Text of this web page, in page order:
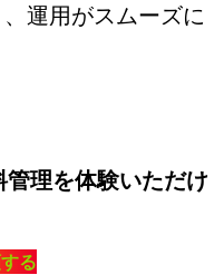
運用がスムーズに
理を体験いただけ
る